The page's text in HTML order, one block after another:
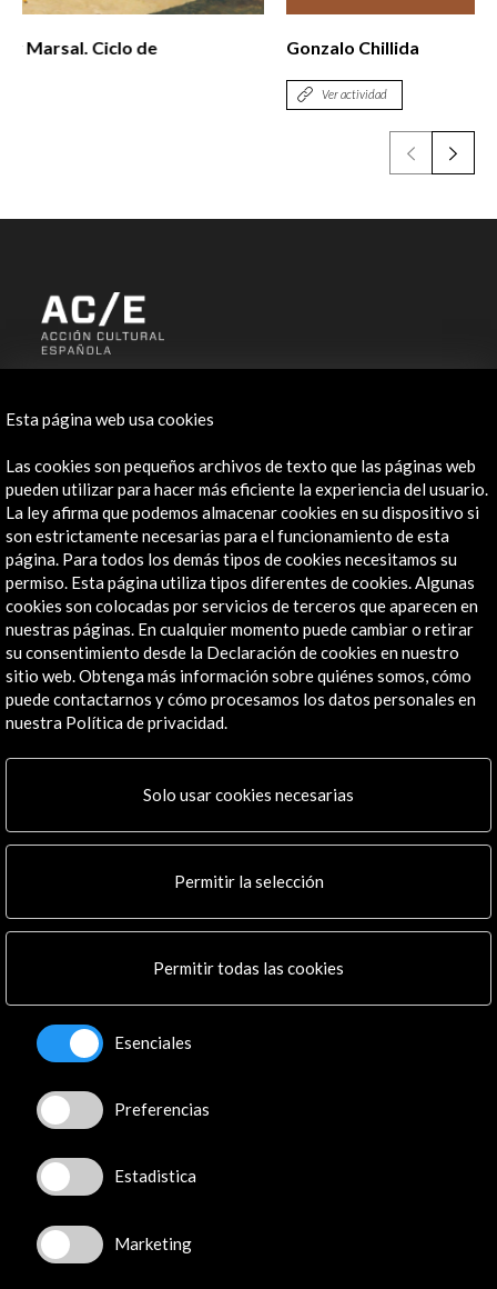
Gonzalo Chillida
Contacta
info@accioncultural.es
+34 91 700 4000
José Abascal, 4 - 4º
28003 Madrid, España
Canales de contacto
Explora
Institucional
Actividades
Programa PICE
Noticias
Mapa Web
Conecta
X (Twitter)
Instagram
Facebook
Youtube
Spotify
Flickr
Esta página web usa cookies
Las cookies son pequeños archivos de texto que las páginas web
pueden utilizar para hacer más eficiente la experiencia del usuario.
La ley afirma que podemos almacenar cookies en su dispositivo si
son estrictamente necesarias para el funcionamiento de esta
página. Para todos los demás tipos de cookies necesitamos su
permiso. Esta página utiliza tipos diferentes de cookies. Algunas
cookies son colocadas por servicios de terceros que aparecen en
nuestras páginas. En cualquier momento puede cambiar o retirar
su consentimiento desde la Declaración de cookies en nuestro
sitio web. Obtenga más información sobre quiénes somos, cómo
puede contactarnos y cómo procesamos los datos personales en
nuestra Política de privacidad.
Solo usar cookies necesarias
Permitir la selección
Permitir todas las cookies
Esenciales
Preferencias
Estadistica
Marketing